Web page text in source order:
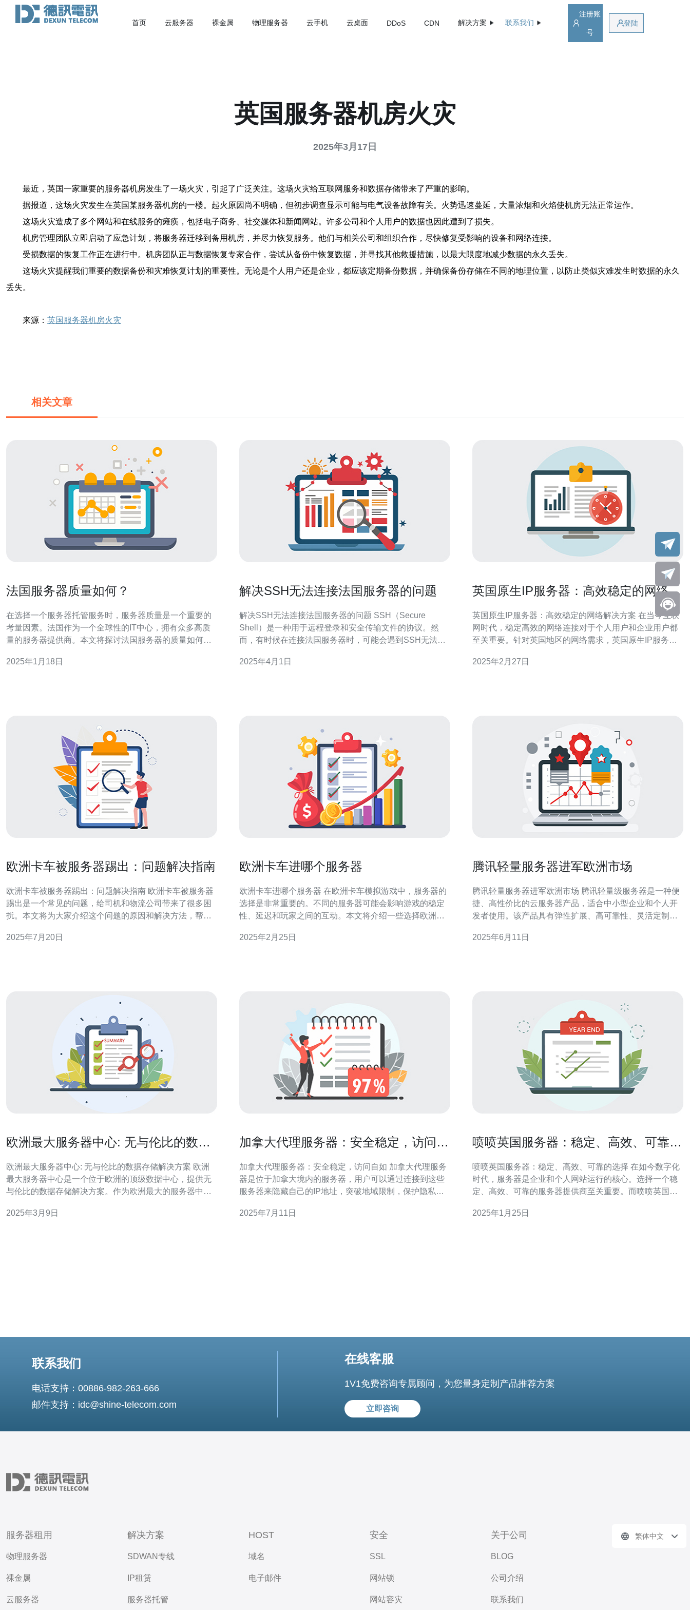
首页 云服务器 裸金属 物理服务器 云手机 云桌面 DDoS CDN 解决方案 联系我们
注册账
号
登陆
英国服务器机房火灾
2025年3月17日
最近，英国一家重要的服务器机房发生了一场火灾，引起了广泛关注。这场火灾给互联网服务和数据存储带来了严重的影响。
据报道，这场火灾发生在英国某服务器机房的一楼。起火原因尚不明确，但初步调查显示可能与电气设备故障有关。火势迅速蔓延，大量浓烟和火焰使机房无法正常运作。
这场火灾造成了多个网站和在线服务的瘫痪，包括电子商务、社交媒体和新闻网站。许多公司和个人用户的数据也因此遭到了损失。
机房管理团队立即启动了应急计划，将服务器迁移到备用机房，并尽力恢复服务。他们与相关公司和组织合作，尽快修复受影响的设备和网络连接。
受损数据的恢复工作正在进行中。机房团队正与数据恢复专家合作，尝试从备份中恢复数据，并寻找其他救援措施，以最大限度地减少数据的永久丢失。
这场火灾提醒我们重要的数据备份和灾难恢复计划的重要性。无论是个人用户还是企业，都应该定期备份数据，并确保备份存储在不同的地理位置，以防止类似灾难发生时数据的永久
丢失。
来源： 英国服务器机房火灾
相关文章
法国服务器质量如何？
在选择一个服务器托管服务时，服务器质量是一个重要的
考量因素。法国作为一个全球性的IT中心，拥有众多高质
量的服务器提供商。本文将探讨法国服务器的质量如何，
速度快 法国位于欧洲的中心地带，拥有发达的网络基础设
2025年1月18日
解决SSH无法连接法国服务器的问题
解决SSH无法连接法国服务器的问题 SSH（Secure
Shell）是一种用于远程登录和安全传输文件的协议。然
而，有时候在连接法国服务器时，可能会遇到SSH无法连
器设置等。 首先，我们需要检查本地网络配置是否正确。
2025年4月1日
英国原生IP服务器：高效稳定的网络解
英国原生IP服务器：高效稳定的网络解决方案 在当今互联
网时代，稳定高效的网络连接对于个人用户和企业用户都
至关重要。针对英国地区的网络需求，英国原生IP服务器
器的特点以及其带来的优势。 英国原生IP服务器是指在英
2025年2月27日
欧洲卡车被服务器踢出：问题解决指南
欧洲卡车被服务器踢出：问题解决指南 欧洲卡车被服务器
踢出是一个常见的问题，给司机和物流公司带来了很多困
扰。本文将为大家介绍这个问题的原因和解决方法，帮助
可能有很多，主要包括网络问题、软件故障、权限设置不
2025年7月20日
欧洲卡车进哪个服务器
欧洲卡车进哪个服务器 在欧洲卡车模拟游戏中，服务器的
选择是非常重要的。不同的服务器可能会影响游戏的稳定
性、延迟和玩家之间的互动。本文将介绍一些选择欧洲卡
器。 在选择服务器时，你需要考虑以下几个要点： 地理位
2025年2月25日
腾讯轻量服务器进军欧洲市场
腾讯轻量服务器进军欧洲市场 腾讯轻量级服务器是一种便
捷、高性价比的云服务器产品，适合中小型企业和个人开
发者使用。该产品具有弹性扩展、高可靠性、灵活定制等
品进军欧洲市场，以满足当地客户的需求。欧洲市场对于
2025年6月11日
欧洲最大服务器中心: 无与伦比的数据
欧洲最大服务器中心: 无与伦比的数据存储解决方案 欧洲
最大服务器中心是一个位于欧洲的顶级数据中心，提供无
与伦比的数据存储解决方案。作为欧洲最大的服务器中
服务。 我们拥有先进的服务器设备和高速网络连接，能够
2025年3月9日
加拿大代理服务器：安全稳定，访问自
加拿大代理服务器：安全稳定，访问自如 加拿大代理服务
器是位于加拿大境内的服务器，用户可以通过连接到这些
服务器来隐藏自己的IP地址，突破地域限制，保护隐私信
着许多优势，首先是安全性。加拿大是一个法制健全，网
2025年7月11日
喷喷英国服务器：稳定、高效、可靠的
喷喷英国服务器：稳定、高效、可靠的选择 在如今数字化
时代，服务器是企业和个人网站运行的核心。选择一个稳
定、高效、可靠的服务器提供商至关重要。而喷喷英国服
商以其出色的稳定性而闻名。他们的服务器设备经过精心
2025年1月25日
联系我们
电话支持：00886-982-263-666
邮件支持：idc@shine-telecom.com
在线客服
1V1免费咨询专属顾问，为您量身定制产品推荐方案
立即咨询
服务器租用
物理服务器
裸金属
云服务器
解决方案
SDWAN专线
IP租赁
服务器托管
HOST
域名
电子邮件
安全
SSL
网站锁
网站容灾
关于公司
BLOG
公司介绍
联系我们
繁体中文